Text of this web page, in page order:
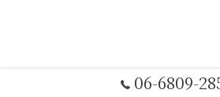
06-6809-